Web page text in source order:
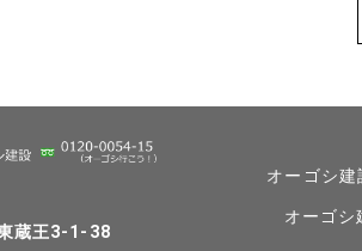
蔵王3-1-38
オーゴシ建
オーゴシ